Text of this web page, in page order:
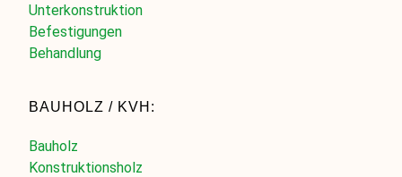
Unterkonstruktion
Befestigungen
Behandlung
BAUHOLZ / KVH:
Bauholz
Konstruktionsholz